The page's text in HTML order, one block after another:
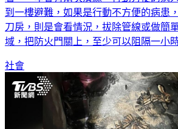
到一樓避難，如果是行動不方便的病患
刀房，則是會看情況，拔除管線或做簡
域，把防火門關上，至少可以阻隔一小
社會